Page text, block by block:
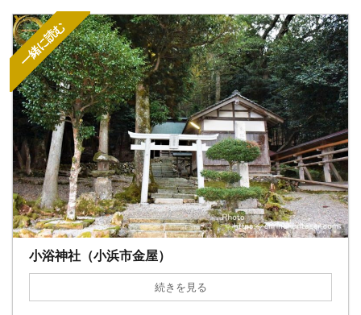
一緒に読む
小浴神社（小浜市金屋）
続きを見る